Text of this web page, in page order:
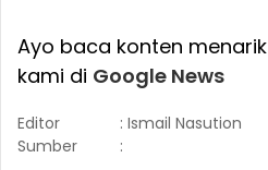
Ayo baca konten
kami di Google News
Editor
: Ismail Nasution
Sumber
: